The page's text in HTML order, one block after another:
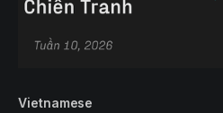
Vietnamese